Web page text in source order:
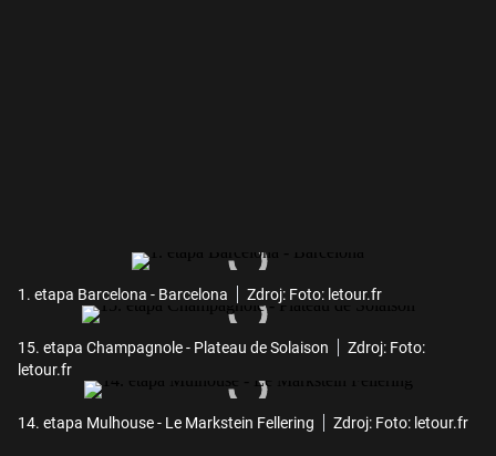
1. etapa Barcelona - Barcelona Zdroj: Foto: letour.fr
15. etapa Champagnole - Plateau de Solaison
Zdroj: Foto:
letour.fr
14. etapa Mulhouse - Le Markstein Fellering Zdroj: Foto: letour.fr